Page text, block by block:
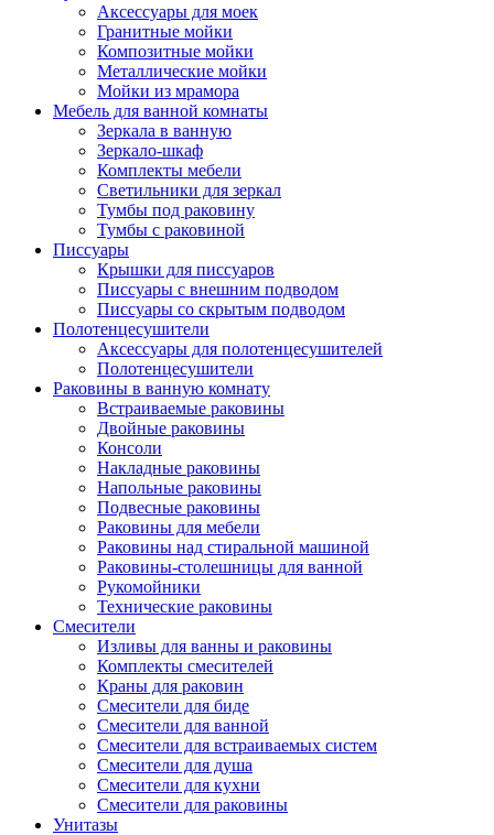
Аксессуары для моек
Гранитные мойки
Композитные мойки
Металлические мойки
Мойки из мрамора
Мебель для ванной комнаты
Зеркала в ванную
Зеркало-шкаф
Комплекты мебели
Светильники для зеркал
Тумбы под раковину
Тумбы с раковиной
Писсуары
Крышки для писсуаров
Писсуары с внешним подводом
Писсуары со скрытым подводом
Полотенцесушители
Аксессуары для полотенцесушителей
Полотенцесушители
Раковины в ванную комнату
Встраиваемые раковины
Двойные раковины
Консоли
Накладные раковины
Напольные раковины
Подвесные раковины
Раковины для мебели
Раковины над стиральной машиной
Раковины-столешницы для ванной
Рукомойники
Технические раковины
Смесители
Изливы для ванны и раковины
Комплекты смесителей
Краны для раковин
Смесители для биде
Смесители для ванной
Смесители для встраиваемых систем
Смесители для душа
Смесители для кухни
Смесители для раковины
Унитазы